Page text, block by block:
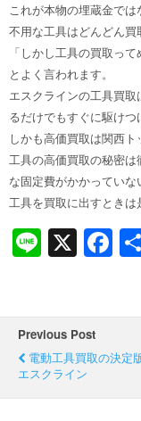
これが本物の埋蔵金で
不用な工具はどんどん買
「しかし工具の買取っ
とよく言われます。
エスクラインの工具買
るだけでもすぐに駆けつ
しかも高価買取は関西ト
工具の高価買取の秘密
な固定費がかかっていな
工具を買取に出すときは
Li X F
e
b
Previous Post
電動工具買取の決定
エスクライン